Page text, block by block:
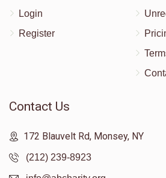
Login
Register
Contact Us
172 Blauvelt Rd, Monsey, NY
(212) 239-8923